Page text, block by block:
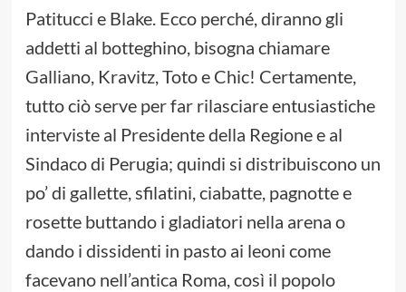
Patitucci e Blake. Ecco perché, diranno gli
addetti al botteghino, bisogna chiamare
Galliano, Kravitz, Toto e Chic! Certamente,
tutto ciò serve per far rilasciare entusiastiche
interviste al Presidente della Regione e al
Sindaco di Perugia; quindi si distribuiscono un
po’ di gallette, sfilatini, ciabatte, pagnotte e
rosette buttando i gladiatori nella arena o
dando i dissidenti in pasto ai leoni come
facevano nell’antica Roma, così il popolo